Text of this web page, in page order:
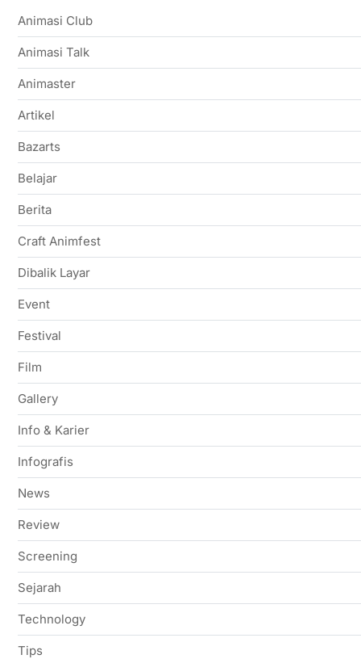
Animasi Club
Animasi Talk
Animaster
Artikel
Bazarts
Belajar
Berita
Craft Animfest
Dibalik Layar
Event
Festival
Film
Gallery
Info & Karier
Infografis
News
Review
Screening
Sejarah
Technology
Tips